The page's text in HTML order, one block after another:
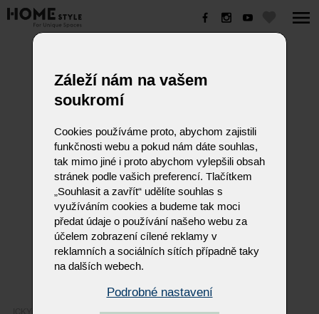
Záleží nám na vašem
soukromí
Cookies používáme proto, abychom zajistili
funkčnosti webu a pokud nám dáte souhlas,
tak mimo jiné i proto abychom vylepšili obsah
stránek podle vašich preferencí. Tlačítkem
„Souhlasit a zavřít“ udělíte souhlas s
využíváním cookies a budeme tak moci
předat údaje o používání našeho webu za
účelem zobrazení cílené reklamy v
reklamních a sociálních sítích případně taky
na dalších webech.
Podrobné nastavení